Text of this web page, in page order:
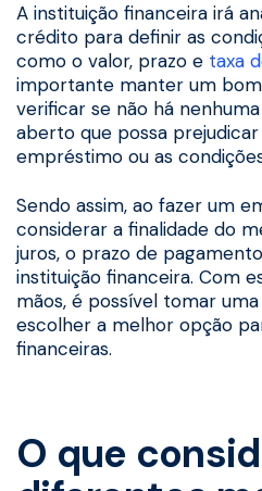
A instituição financeira irá
crédito para definir as
como o valor, prazo e taxa
importante manter um
verificar se não há
aberto que possa
empréstimo ou as
Sendo assim, ao fazer um
considerar a finalidade do
juros, o prazo de
instituição financeira. Com
mãos, é possível tomar
escolher a melhor opção
financeiras.
O que